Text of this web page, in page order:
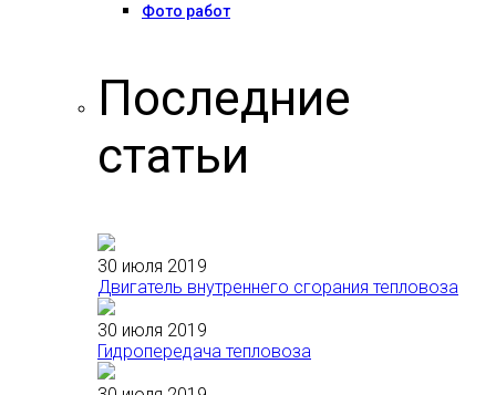
Фото работ
Последние
статьи
30 июля 2019
Двигатель внутреннего сгорания тепловоза
30 июля 2019
Гидропередача тепловоза